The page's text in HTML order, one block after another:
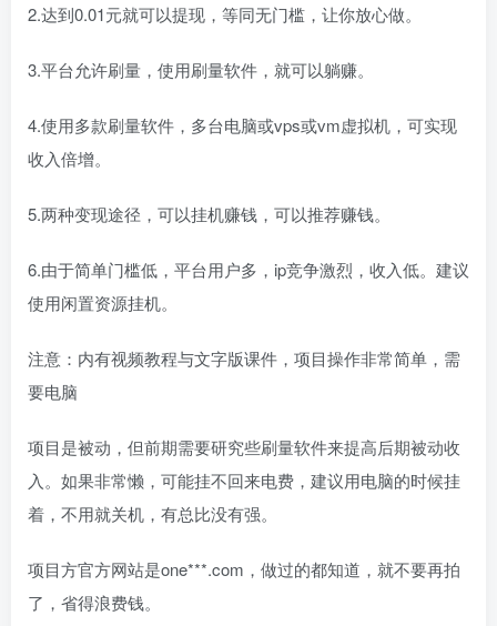
2.达到0.01元就可以提现，等同无门槛，让你放心做。
3.平台允许刷量，使用刷量软件，就可以躺赚。
4.使用多款刷量软件，多台电脑或vps或vm虚拟机，可实现
收入倍增。
5.两种变现途径，可以挂机赚钱，可以推荐赚钱。
6.由于简单门槛低，平台用户多，ip竞争激烈，收入低。建议
使用闲置资源挂机。
注意：内有视频教程与文字版课件，项目操作非常简单，需
要电脑
项目是被动，但前期需要研究些刷量软件来提高后期被动收
入。如果非常懒，可能挂不回来电费，建议用电脑的时候挂
着，不用就关机，有总比没有强。
项目方官方网站是one***.com，做过的都知道，就不要再拍
了，省得浪费钱。